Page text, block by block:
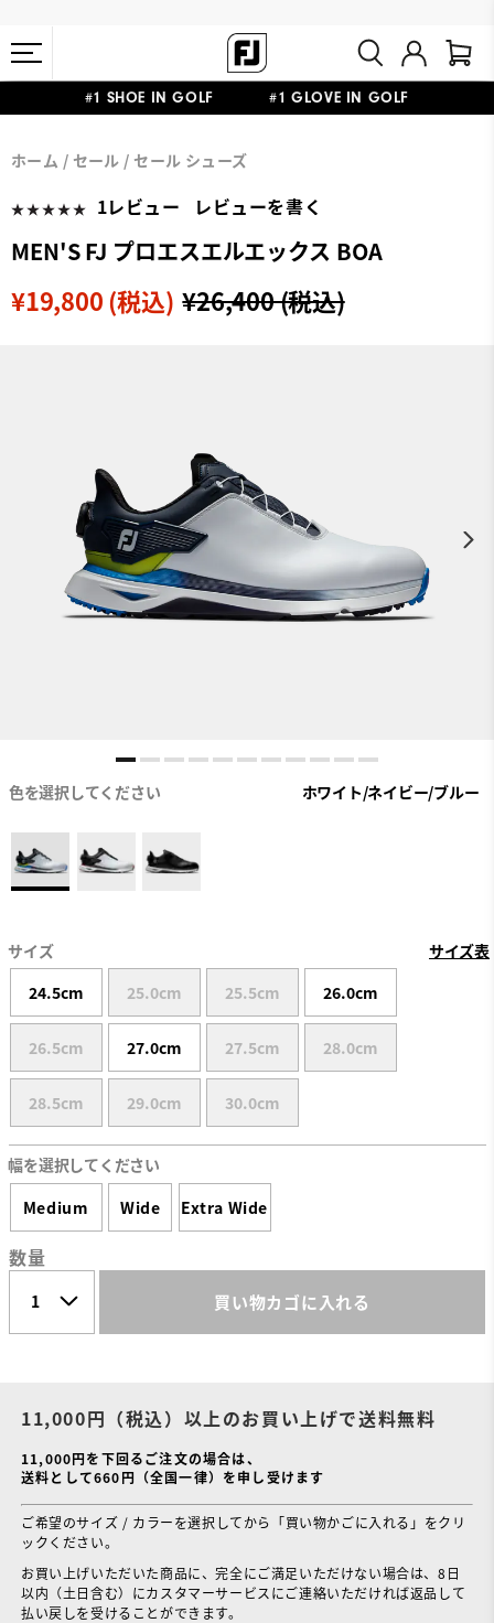
#1 SHOE IN GOLF #1 GLOVE IN GOLF
11,000円
ホーム セール セール シューズ
1レビュー レビューを書く
MEN'S FJ プロエスエルエックス BOA
¥26,400 (税込)
¥19,800 (税込)
色を選択してください ホワイト/ネイビー/ブルー
サイズ
サイズ表
24.5cm
25.0cm 25.5cm 26.0cm
26.5cm 27.0cm 27.5cm 28.0cm
28.5cm 29.0cm 30.0cm
幅を選択してください
Medium
Wide Extra Wide
数量
買い物カゴに入れる
11,000円（税込）以上のお買い上げで送料無料
11,000円を下回るご注文の場合は、
送料として660円（全国一律）を申し受けます
ご希望のサイズ / カラーを選択してから「買い物かごに入れる」をクリ
ックください。
お買い上げいただいた商品に、完全にご満足いただけない場合は、8日
以内（土日含む）にカスタマーサービスにご連絡いただければ返品して
払い戻しを受けることができます。